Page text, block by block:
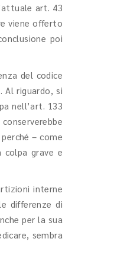
art. 43
viene offerto
poi
del codice
Al riguardo, si
nell’art. 133
– come
colpa grave e
interne
differenze di
per la sua
sembra